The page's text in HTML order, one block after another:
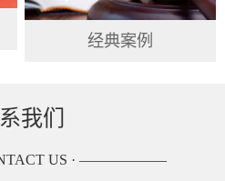
经典案例
我们
US · ——————